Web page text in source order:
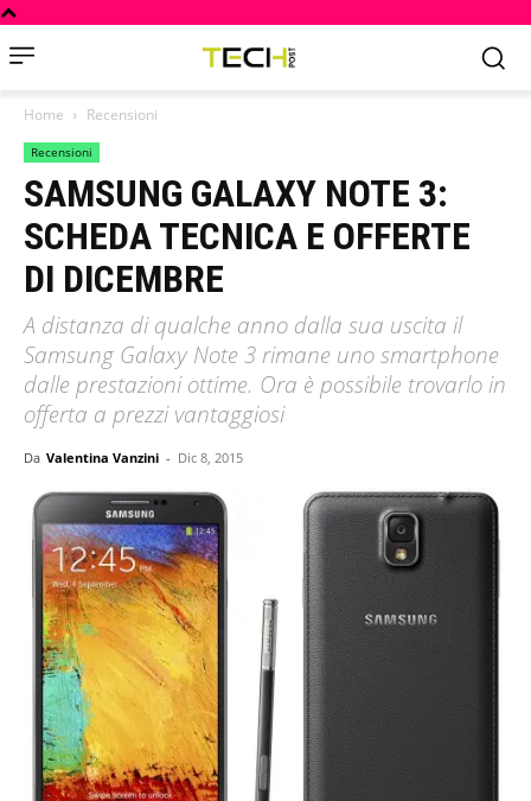
Home Recensioni
Recensioni
SAMSUNG GALAXY NOTE 3:
SCHEDA TECNICA E OFFERTE
DI DICEMBRE
A distanza di qualche anno dalla sua uscita il
Samsung Galaxy Note 3 rimane uno smartphone
dalle prestazioni ottime. Ora è possibile trovarlo in
offerta a prezzi vantaggiosi
Da Valentina Vanzini - Dic 8, 2015